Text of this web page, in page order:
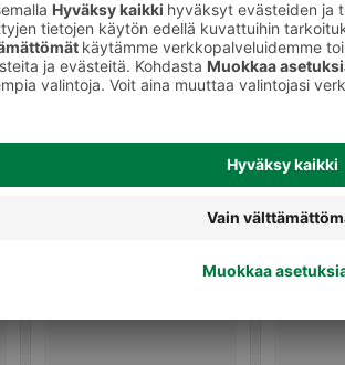
Leikkeleet, makkarat ja muut
lihavalmisteet